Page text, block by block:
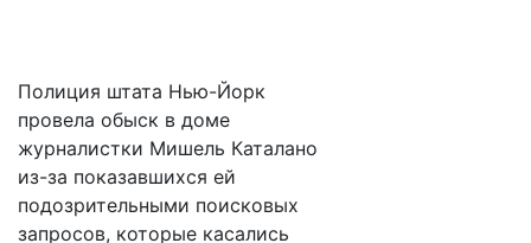
Полиция штата Нью-Йорк
провела обыск в доме
журналистки Мишель Каталано
из-за показавшихся ей
подозрительными поисковых
запросов, которые касались